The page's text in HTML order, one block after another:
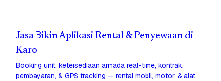
Jasa Bikin Aplikasi Rental & Penyewaan di
Karo
Booking unit, ketersediaan armada real-time, kontrak,
pembayaran, & GPS tracking — rental mobil, motor, & alat.